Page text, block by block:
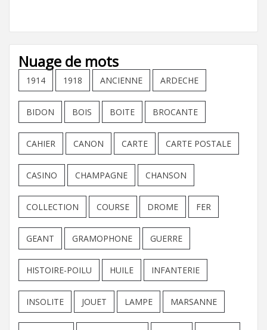
Nuage de mots
1914 1918 ANCIENNE ARDECHE
BIDON BOIS BOITE BROCANTE
CAHIER CANON CARTE CARTE POSTALE
CASINO CHAMPAGNE CHANSON
COLLECTION COURSE DROME FER
GEANT GRAMOPHONE GUERRE
HISTOIRE-POILU HUILE INFANTERIE
INSOLITE JOUET LAMPE MARSANNE